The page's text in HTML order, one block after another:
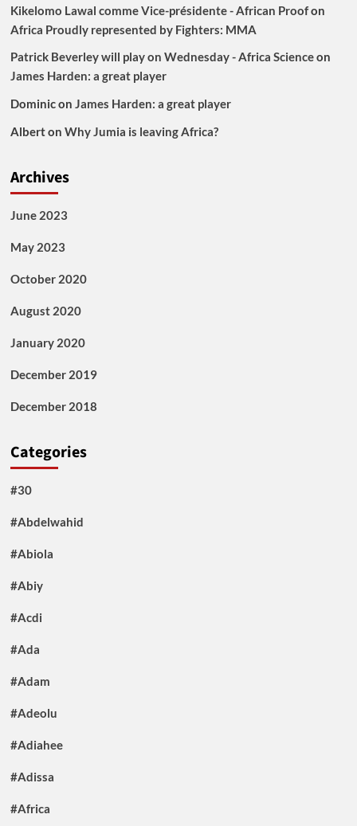
Kikelomo Lawal comme Vice-présidente - African Proofon
Africa Proudly represented by Fighters: MMA
Patrick Beverley will play on Wednesday - Africa Scienceon
James Harden: a great player
Dominicon James Harden: a great player
Alberton Why Jumia is leaving Africa?
Archives
June 2023
May 2023
October 2020
August 2020
January 2020
December 2019
December 2018
Categories
#30
#Abdelwahid
#Abiola
#Abiy
#Acdi
#Ada
#Adam
#Adeolu
#Adiahee
#Adissa
#Africa